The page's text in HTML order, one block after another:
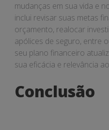
mudanças em sua vida e
inclui revisar suas metas
orçamento, realocar
apólices de seguro, entre
seu plano financeiro
sua eficácia e relevância
Conclusão